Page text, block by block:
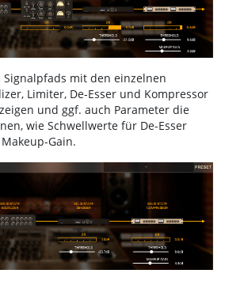
mit den einzelnen
Limiter, De-Esser und Kompressor
und ggf. auch Parameter die
wie Schwellwerte für De-Esser
Gain.